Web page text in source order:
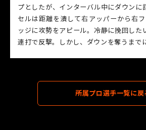
プとしたが、インターバル中にダウンに
セルは距離を潰して右アッパーから右
ッジに攻勢をアピール。冷静に挽回した
連打で反撃。しかし、ダウンを奪うまで
所属プロ選手一覧に戻